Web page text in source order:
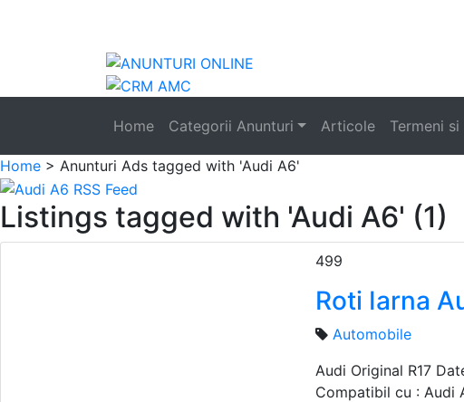
Home Categorii Anunturi Articole Termeni
Home > Anunturi Ads tagged with 'Audi A6'
Listings tagged with 'Audi A6' (1)
499
Roti Iarna
Automobile
Audi Original R17
Compatibil cu : Audi